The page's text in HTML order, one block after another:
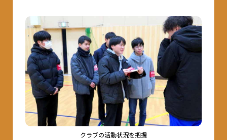
クラブの活動状況を把握